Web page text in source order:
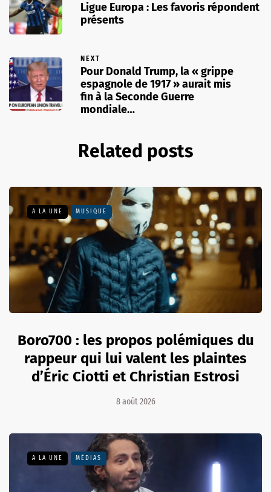
Ligue Europa : Les favoris répondent
présents
NEXT
Pour Donald Trump, la « grippe
espagnole de 1917 » aurait mis
fin à la Seconde Guerre
mondiale…
Related posts
A LA UNE MUSIQUE
Boro700 : les propos polémiques du
rappeur qui lui valent les plaintes
d’Éric Ciotti et Christian Estrosi
8 août 2026
A LA UNE MÉDIAS